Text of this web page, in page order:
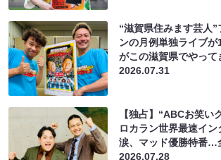
“滋賀県住みます芸人
ンの月例単独ライブ
がこの滋賀県でやって
2026.07.31
【独占】“ABCお笑い
ロカラン世界最速イン
涙、マッド優勝特番…
2026.07.28